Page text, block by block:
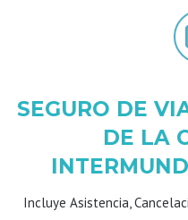
SEGURO DE
DE LA
Incluye Asistencia,